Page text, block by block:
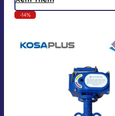
-14%